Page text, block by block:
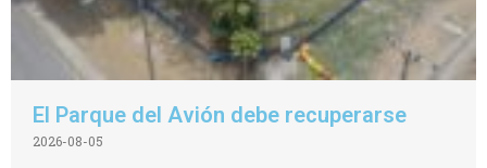
El Parque del Avión debe recuperarse
2026-08-05